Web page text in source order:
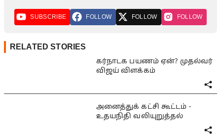
SUBSCRIBE FOLLOW FOLLOW FOLLOW
RELATED STORIES
கர்நாடக பயணம் ஏன்? முதல்வர்
விஜய் விளக்கம்
அனைத்துக் கட்சி கூட்டம் -
உதயநிதி வலியுறுத்தல்